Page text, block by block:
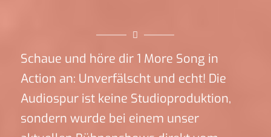
Schaue und höre dir 1 More Song in
Action an: Unverfälscht und echt! Die
Audiospur ist keine Studioproduktion,
sondern wurde bei einem unser